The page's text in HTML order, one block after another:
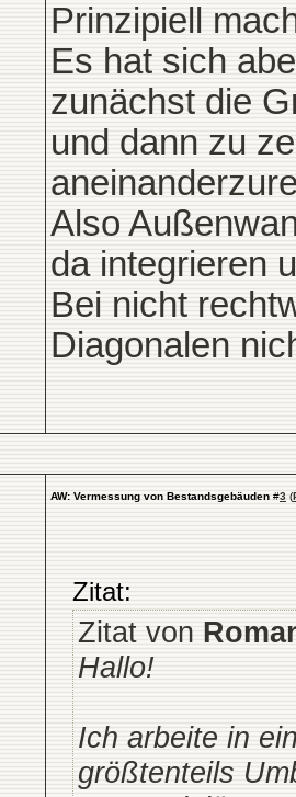
Prinzipiell
Es hat sich
zunächst die
und dann zu
Also
da integrieren
Bei nicht
Diagonalen
AW: Vermessung von Bestandsgebäuden #3 (
Zitat:
Zitat von
Hallo!
Ich arbeite in
größtenteils